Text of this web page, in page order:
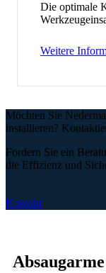
Die optimale
Weitere
Möchten Sie
installieren?
Fordern Sie ein
die Effizienz und
Kontakt